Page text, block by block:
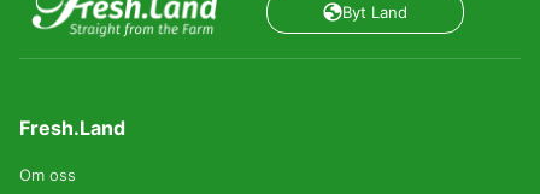
Byt Land
Fresh.Land
Om oss